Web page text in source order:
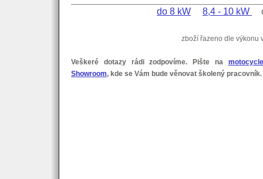
do 8 kW 8,4 - 10 kW
zboží řazeno dle výkonu
Veškeré dotazy rádi zodpovíme. Pište na
Showroom, kde se Vám bude věnovat školený pracovník.